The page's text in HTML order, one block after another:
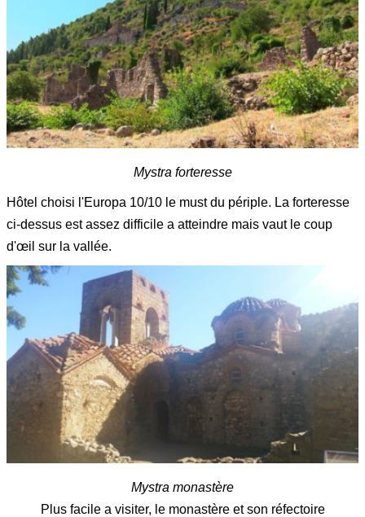
Mystra forteresse
Hôtel choisi l'Europa 10/10 le must du périple. La forteresse
ci-dessus est assez difficile a atteindre mais vaut le coup
d'œil sur la vallée.
Mystra monastère
Plus facile a visiter, le monastère et son réfectoire